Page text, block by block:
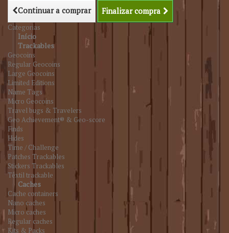
Continuar a comprar Finalizar compra
Categorias
Início
Trackables
Geocoins
Regular Geocoins
Large Geocoins
Limited Editions
Name Tags
Micro Geocoins
Travel bugs & Travelers
Geo Achievement® & Geo-score
Finds
Hides
Time / Challenge
Patches Trackables
Stickers Trackables
Têxtil trackable
Caches
Cache containers
Nano caches
Micro caches
Regular caches
Kits & Packs